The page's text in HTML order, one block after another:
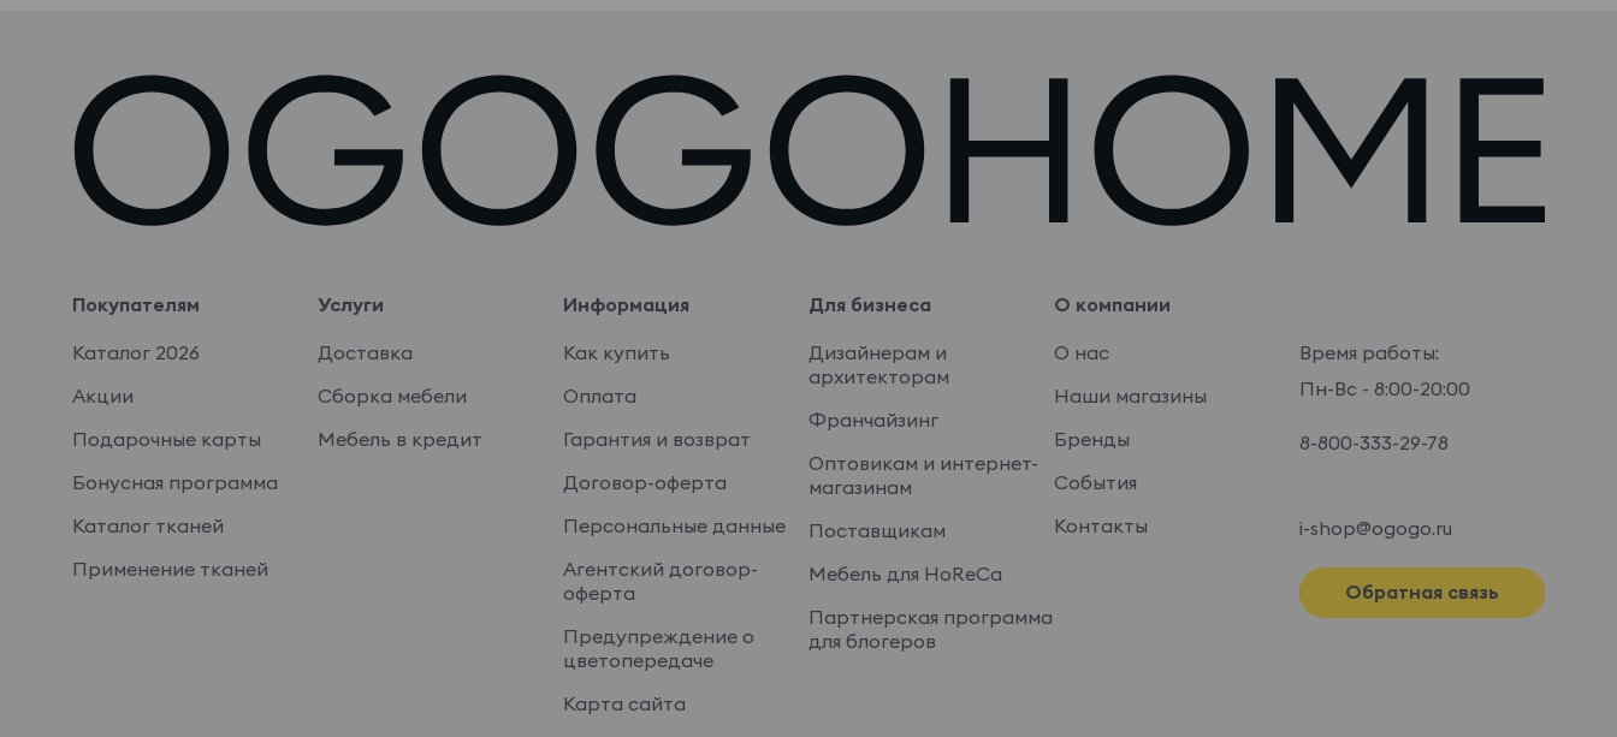
Покупателям
Каталог 2026
Акции
Подарочные карты
Бонусная программа
Каталог тканей
Применение тканей
Услуги
Доставка
Сборка мебели
Мебель в кредит
Информация
Как купить
Оплата
Гарантия и возврат
Договор-оферта
Персональные данные
Агентский договор-
оферта
Предупреждение о
цветопередаче
Карта сайта
Для бизнеса
Дизайнерам и
архитекторам
Франчайзинг
Оптовикам и интернет-
магазинам
Поставщикам
Мебель для HoReCa
Партнерская программа
для блогеров
О компании
О нас
Наши магазины
Бренды
События
Контакты
Время работы:
Пн-Вс - 8:00-20:00
8-800-333-29-78
i-shop@ogogo.ru
Обратная связь